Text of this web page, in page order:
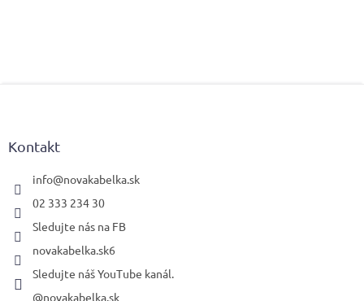
Kontakt
info@novakabelka.sk
02 333 234 30
Sledujte nás na FB
novakabelka.sk6
Sledujte náš YouTube kanál.
@novakabelka.sk